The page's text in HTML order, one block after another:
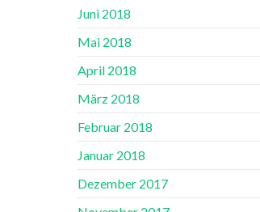
Juni 2018
Mai 2018
April 2018
März 2018
Februar 2018
Januar 2018
Dezember 2017